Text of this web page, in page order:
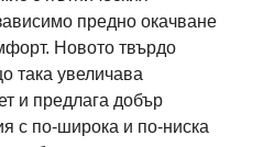
предно окачване
Новото твърдо
така увеличава
и предлага добър
с по-широка и по-ниска